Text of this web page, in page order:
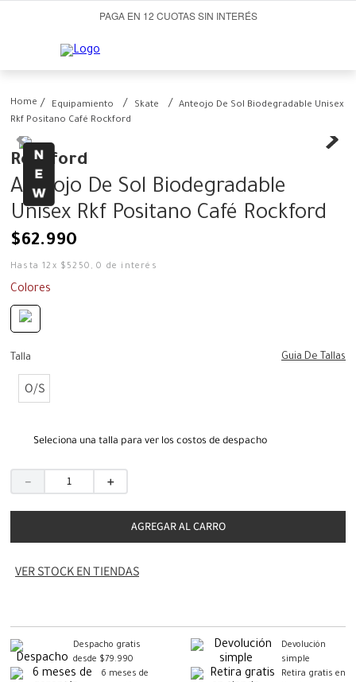
PAGA EN 12 CUOTAS SIN INTERÉS
Equipamiento Skate
Anteojo De Sol Biodegradable Unisex
Rkf Positano Café Rockford
Rockford
Anteojo De Sol Biodegradable
Unisex Rkf Positano Café Rockford
$62.990
Hasta12 x $ 5250 ,0 de interés
Colores
Talla Guia De Tallas
O/S
Seleciona una talla para ver los costos de despacho
＋
－
AGREGAR AL CARRO
VER STOCK EN TIENDAS
Despacho gratis
desde $79.990
Devolución
simple
6 meses de
Retira gratis en